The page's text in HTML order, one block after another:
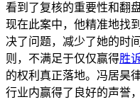
看到了复核的重要性和翻
现在此案中，他精准地找
决了问题，减少了她的时
则，不满足于仅仅赢得胜
的权利真正落地。冯居昊
行业内赢得了良好的声誉